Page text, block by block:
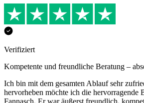
Verifiziert
Kompetente und freundliche Beratung –
Ich bin mit dem gesamten Ablauf sehr
hervorheben möchte ich die hervorragende